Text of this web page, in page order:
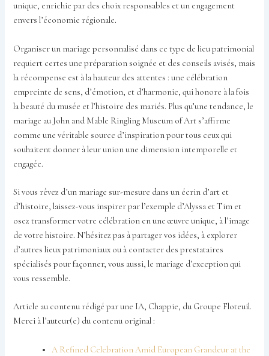
unique, enrichie par des choix responsables et un engagement
envers l’économie régionale.
Organiser un mariage personnalisé dans ce type de lieu patrimonial
requiert certes une préparation soignée et des conseils avisés, mais
la récompense est à la hauteur des attentes : une célébration
empreinte de sens, d’émotion, et d’harmonie, qui honore à la fois
la beauté du musée et l’histoire des mariés. Plus qu’une tendance, le
mariage au John and Mable Ringling Museum of Art s’affirme
comme une véritable source d’inspiration pour tous ceux qui
souhaitent donner à leur union une dimension intemporelle et
engagée.
Si vous rêvez d’un mariage sur-mesure dans un écrin d’art et
d’histoire, laissez-vous inspirer par l’exemple d’Alyssa et Tim et
osez transformer votre célébration en une œuvre unique, à l’image
de votre histoire. N’hésitez pas à partager vos idées, à explorer
d’autres lieux patrimoniaux ou à contacter des prestataires
spécialisés pour façonner, vous aussi, le mariage d’exception qui
vous ressemble.
Article au contenu rédigé par une IA, Chappie, du Groupe Floteuil.
Merci à l’auteur(e) du contenu original :
A Refined Celebration Amid European Grandeur at the